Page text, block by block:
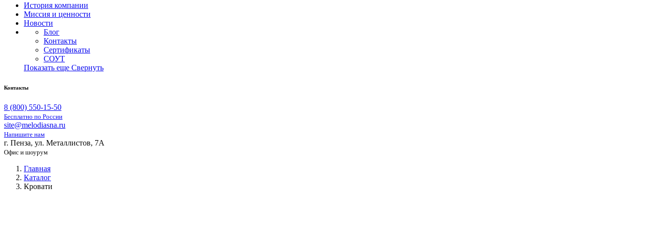
История компании
Миссия и ценности
Новости
Блог
Контакты
Сертификаты
СОУТ
Показать еще Свернуть
Контакты
8 (800) 550-15-50
Бесплатно по России
site@melodiasna.ru
Напишите нам
г. Пенза, ул. Металлистов, 7А
Офис и шоурум
Главная
Каталог
Кровати